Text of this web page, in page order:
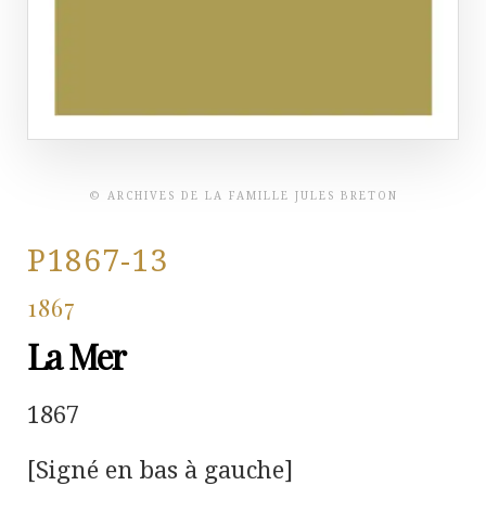
© ARCHIVES DE LA FAMILLE JULES BRETON
P1867-13
1867
La Mer
1867
[Signé en bas à gauche]